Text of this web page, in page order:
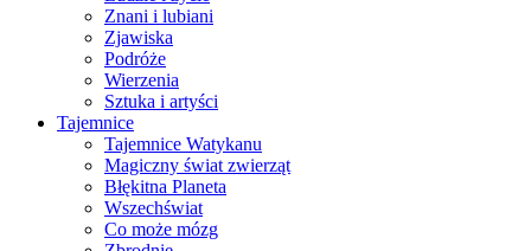
Znani i lubiani
Zjawiska
Podróże
Wierzenia
Sztuka i artyści
Tajemnice
Tajemnice Watykanu
Magiczny świat zwierząt
Błękitna Planeta
Wszechświat
Co może mózg